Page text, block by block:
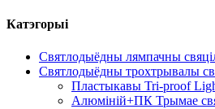
Катэгорыі
Святлодыёдны лямпачны
Святлодыёдны трохтрывалы
Пластыкавы Tri-proof
Алюміній+ПК Трымае